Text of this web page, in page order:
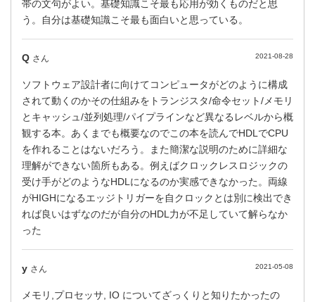
帯の文句がよい。基礎知識こそ最も応用が効くものだと思
う。自分は基礎知識こそ最も面白いと思っている。
Q さん 2021-08-28
ソフトウェア設計者に向けてコンピュータがどのように構成
されて動くのかその仕組みをトランジスタ/命令セット/メモリ
とキャッシュ/並列処理/パイプラインなど異なるレベルから概
観する本。あくまでも概要なのでこの本を読んでHDLでCPU
を作れることはないだろう。また簡潔な説明のために詳細な
理解ができない箇所もある。例えばクロックレスロジックの
受け手がどのようなHDLになるのか実感できなかった。両線
がHIGHになるエッジトリガーを自クロックとは別に検出でき
れば良いはずなのだが自分のHDL力が不足していて解らなか
った
y さん 2021-05-08
メモリ,プロセッサ, IO についてざっくりと知りたかったの